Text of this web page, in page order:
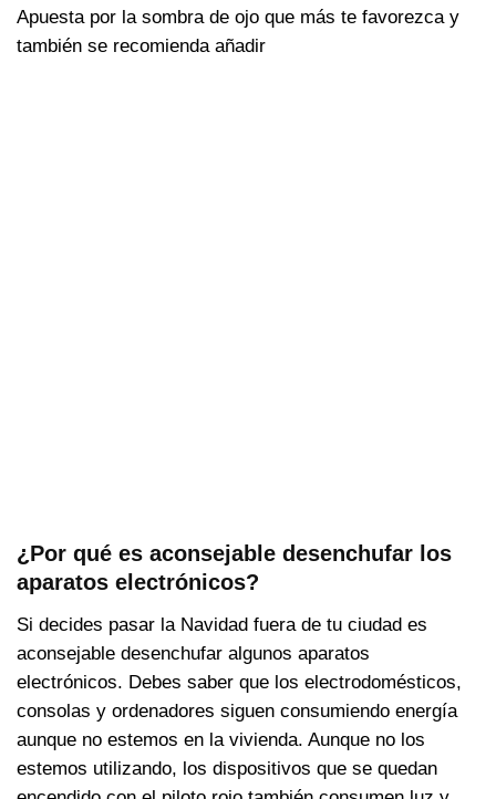
Apuesta por la sombra de ojo que más te favorezca y
también se recomienda añadir
¿Por qué es aconsejable desenchufar los
aparatos electrónicos?
Si decides pasar la Navidad fuera de tu ciudad es
aconsejable desenchufar algunos aparatos
electrónicos. Debes saber que los electrodomésticos,
consolas y ordenadores siguen consumiendo energía
aunque no estemos en la vivienda. Aunque no los
estemos utilizando, los dispositivos que se quedan